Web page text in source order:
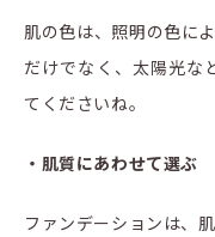
肌の色は、照明の色に
だけでなく、太陽光な
てくださいね。
・肌質にあわせて選ぶ
ファンデーションは、